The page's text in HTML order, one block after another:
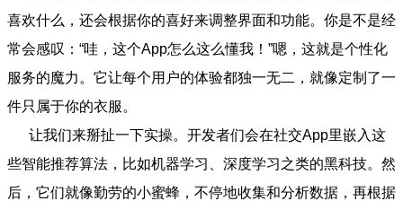
喜欢什么，还会根据你的喜好来调整界面和功能。你是不是经
常会感叹：“哇，这个App怎么这么懂我！”嗯，这就是个性化
服务的魔力。它让每个用户的体验都独一无二，就像定制了一
件只属于你的衣服。
让我们来掰扯一下实操。开发者们会在社交App里嵌入这
些智能推荐算法，比如机器学习、深度学习之类的黑科技。然
后，它们就像勤劳的小蜜蜂，不停地收集和分析数据，再根据